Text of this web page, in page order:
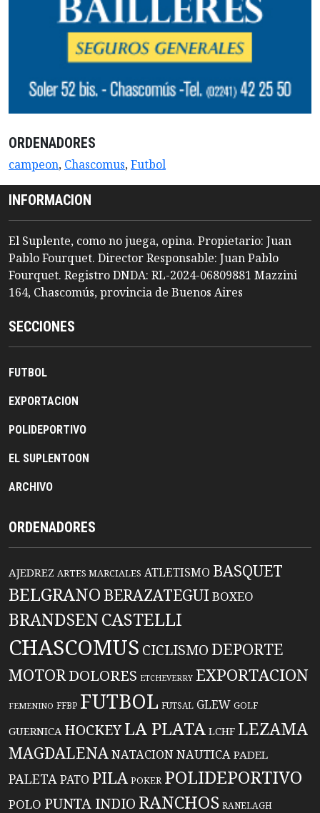
ORDENADORES
campeon, Chascomus,Futbol
INFORMACION
El Suplente, como no juega, opina. Propietario: Juan
Pablo Fourquet. Director Responsable: Juan Pablo
Fourquet. Registro DNDA: RL-2024-06809881 Mazzini
164, Chascomús, provincia de Buenos Aires
SECCIONES
FUTBOL
EXPORTACION
POLIDEPORTIVO
EL SUPLENTOON
ARCHIVO
ORDENADORES
AJEDREZ ARTES MARCIALES ATLETISMO BASQUET
BELGRANO BERAZATEGUIBOXEO
BRANDSENCASTELLI
CHASCOMUS CICLISMO DEPORTE
MOTORDOLORES ETCHEVERRY EXPORTACION
FEMENINO FFBP FUTBOL FUTSAL GLEW GOLF
GUERNICA HOCKEYLA PLATA LCHF LEZAMA
MAGDALENANATACIONNAUTICA PADEL
PALETAPATO PILA POKER POLIDEPORTIVO
POLO PUNTA INDIO RANCHOS RANELAGH